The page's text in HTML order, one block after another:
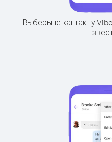
Выберыце кантакт у